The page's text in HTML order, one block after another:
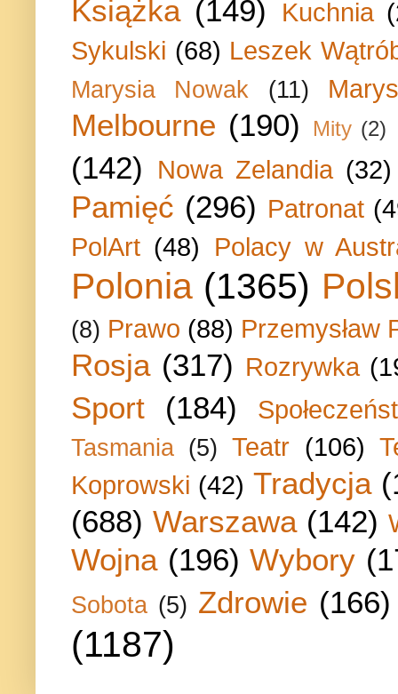
Książka (149) Kuchnia
Sykulski (68) Leszek
Marysia Nowak (11)
Melbourne (190) Mity (2)
(142) Nowa Zelandia (32)
Pamięć (296) Patronat
PolArt (48) Polacy w
Polonia (1365)
(8) Prawo (88) Przemysław
Rosja (317) Rozrywka
Sport (184)
Tasmania (5) Teatr (106)
Koprowski (42) Tradycja
(688) Warszawa (142)
Wojna (196) Wybory
Sobota (5) Zdrowie (166)
(1187)